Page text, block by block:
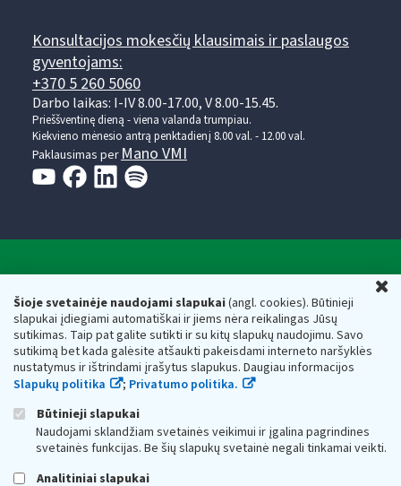
Šioje svetainėje naudojami slapukai(angl. cookies). Būtinieji
slapukai įdiegiami automatiškai ir jiems nėra reikalingas Jūsų
sutikimas. Taip pat galite sutikti ir su kitų slapukų naudojimu. Savo
sutikimą bet kada galėsite atšaukti pakeisdami interneto naršyklės
nustatymus ir ištrindami įrašytus slapukus. Daugiau informacijos
Slapukų politika
; Privatumo politika.
Būtinieji slapukai
Naudojami sklandžiam svetainės veikimui ir įgalina pagrindines
svetainės funkcijas. Be šių slapukų svetainė negali tinkamai veikti.
Analitiniai slapukai
Konsultacijos mokesčių klausimais ir paslaugos
gyventojams:
+370 5 260 5060
Darbo laikas: I-IV 8.00-17.00, V 8.00-15.45.
Prieššventinę dieną - viena valanda trumpiau.
Kiekvieno mėnesio antrą penktadienį 8.00 val. - 12.00 val.
Paklausimas per Mano VMI
Respublikos finansų ministerijos
Biudžetinė įstaiga. Juridinio asmens kodas — 188659752,
adresas: Vasario 16-osios g. 14, 01107 Vilnius, Lietuva, el.paštas:
vmi@vmi.lt, E. pristatymo dėžutės adresas 188659752
Duomenys apie Valstybinę mokesčių inspekciją prie Lietuvos
Respublikos finansų ministerijos kaupiami ir saugomi Juridinių